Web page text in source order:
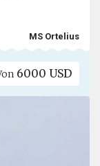
MS Ortelius
6000 USD